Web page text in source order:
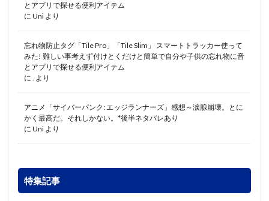
とアプリで探せる便利アイテム
に Uni より
忘れ物防止タグ「Tile Pro」「Tile Slim」 スマートトラッカー使って
みた! 難しい事考えず付けとくだけと簡単で自分や子供の忘れ物に音
とアプリで探せる便利アイテム
に . より
アニメ「サイバーパンク: エッジランナーズ」感想～涙腺崩壊。とに
かく最高だ。それしかない。*後半ネタバレあり
に Uni より
特集記事